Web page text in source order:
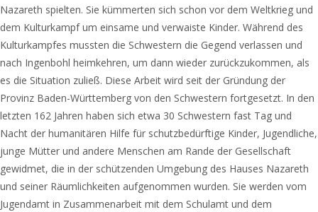
Nazareth spielten. Sie kümmerten sich schon vor dem Weltkrieg und
dem Kulturkampf um einsame und verwaiste Kinder. Während des
Kulturkampfes mussten die Schwestern die Gegend verlassen und
nach Ingenbohl heimkehren, um dann wieder zurückzukommen, als
es die Situation zuließ. Diese Arbeit wird seit der Gründung der
Provinz Baden-Württemberg von den Schwestern fortgesetzt. In den
letzten 162 Jahren haben sich etwa 30 Schwestern fast Tag und
Nacht der humanitären Hilfe für schutzbedürftige Kinder, Jugendliche,
junge Mütter und andere Menschen am Rande der Gesellschaft
gewidmet, die in der schützenden Umgebung des Hauses Nazareth
und seiner Räumlichkeiten aufgenommen wurden. Sie werden vom
Jugendamt in Zusammenarbeit mit dem Schulamt und dem